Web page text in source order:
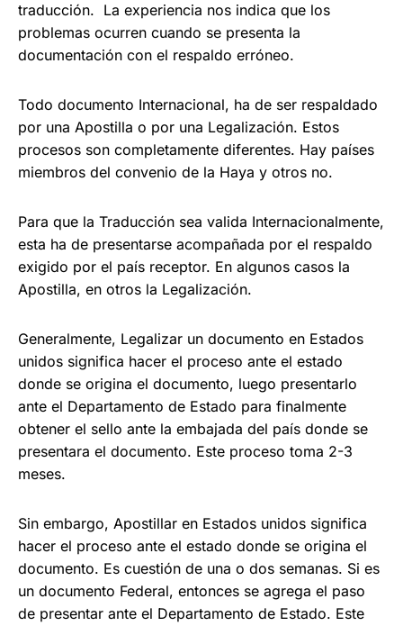
traducción. La experiencia nos indica que los
problemas ocurren cuando se presenta la
documentación con el respaldo erróneo.
Todo documento Internacional, ha de ser respaldado
por una Apostilla o por una Legalización. Estos
procesos son completamente diferentes. Hay países
miembros del convenio de la Haya y otros no.
Para que la Traducción sea valida Internacionalmente,
esta ha de presentarse acompañada por el respaldo
exigido por el país receptor. En algunos casos la
Apostilla, en otros la Legalización.
Generalmente, Legalizar un documento en Estados
unidos significa hacer el proceso ante el estado
donde se origina el documento, luego presentarlo
ante el Departamento de Estado para finalmente
obtener el sello ante la embajada del país donde se
presentara el documento. Este proceso toma 2-3
meses.
Sin embargo, Apostillar en Estados unidos significa
hacer el proceso ante el estado donde se origina el
documento. Es cuestión de una o dos semanas. Si es
un documento Federal, entonces se agrega el paso
de presentar ante el Departamento de Estado. Este